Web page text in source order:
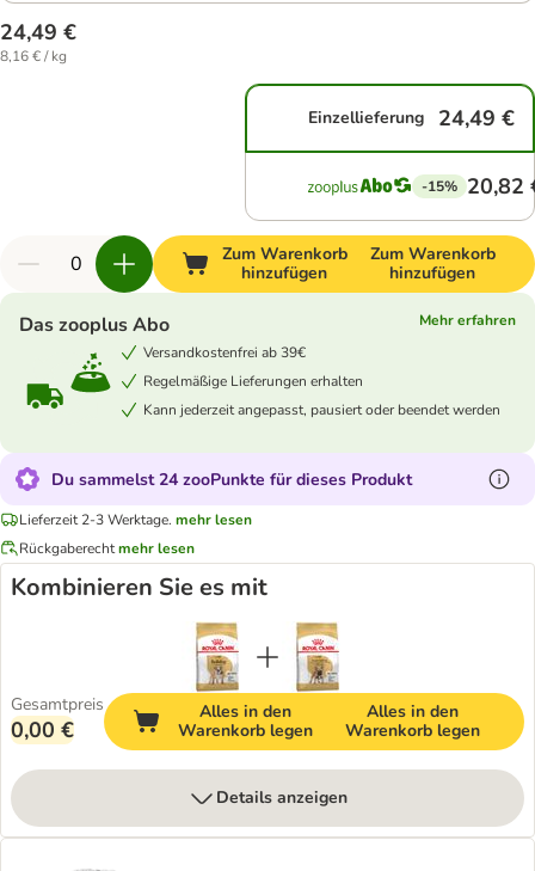
24,49 €
8,16 € / kg
Einzellieferung 24,49 €
-15% 20,82
Zum Warenkorb
hinzufügen
Zum Warenkorb
hinzufügen
Das zooplus Abo
Mehr erfahren
Versandkostenfrei ab 39€
Regelmäßige Lieferungen erhalten
Kann jederzeit angepasst, pausiert oder beendet werden
Du sammelst 24 zooPunkte für dieses Produkt
Lieferzeit 2-3 Werktage. mehr lesen
Rückgaberechtmehr lesen
Kombinieren Sie es mit
Gesamtpreis
0,00 €
Alles in den
Warenkorb legen
Alles in den
Warenkorb legen
Details anzeigen